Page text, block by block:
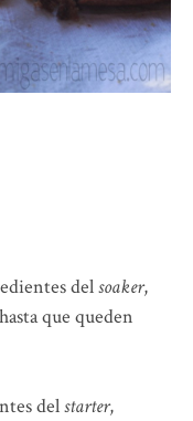
delsoaker,
que queden
delstarter,